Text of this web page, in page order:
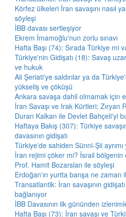
Körfez ülkeleri İran savaşını nasıl
söyleşi
İBB davası sertleşiyor
Ekrem İmamoğlu'nun zorlu sınavı
Hafta Başı (74): Sırada Türkiye mi
Türkiye'nin Gidişatı (18): Savaş
ve hukuk
Ali Şeriati'ye saldırılar ya da
yükseliş ve çöküşü
Ankara savaşa dahil olmamak için
İran Savaşı ve Irak Kürtleri: Zıryan
Duran Kalkan ile Devlet Bahçeli'yi
Haftaya Bakış (307): Türkiye
davasının gidişatı
Türkiye'de sahiden Sünni-Şii ayrımı
İran rejimi çöker mi? İsrail
Prof. Hamit Bozarslan ile söyleşi
Erdoğan'ın yurtta barışa ne zaman
Transatlantik: İran savaşının
bağlanıyor
İBB Davasının ilk gününden
Hafta Başı (73): İran savaşı ve